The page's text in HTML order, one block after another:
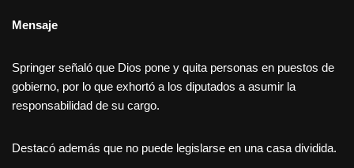
Mensaje
Springer señaló que Dios pone y quita personas en puestos de
gobierno, por lo que exhortó a los diputados a asumir la
responsabilidad de su cargo.
Destacó además que no puede legislarse en una casa dividida.